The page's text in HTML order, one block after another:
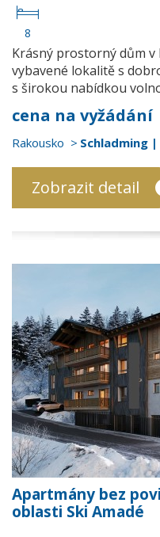
8
Krásný prostorný dům
vybavené lokalitě s
s širokou nabídkou
cena na vyžádání
Rakousko Schladming
Zobrazit detail
Apartmány bez
oblasti Ski Amadé